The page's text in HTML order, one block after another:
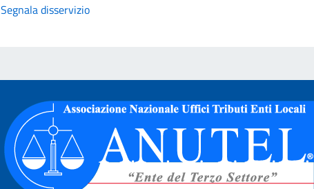
Segnala disservizio